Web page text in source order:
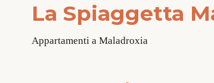
La Spiaggetta
Appartamenti a Maladroxia